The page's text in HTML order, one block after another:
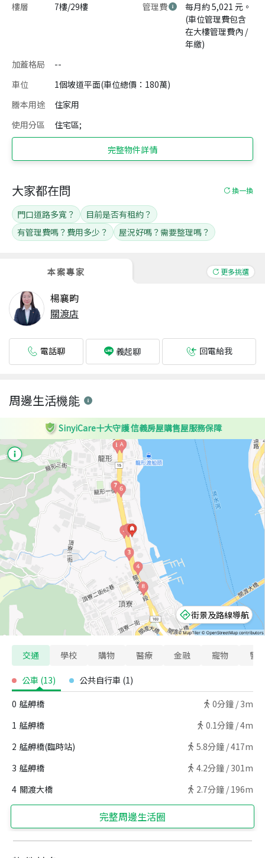
樓層
7樓/29樓 管理費
每月約 5,021 元。
(車位管理費包含
在大樓管理費內 /
年繳)
加蓋格局
--
車位
1個坡道平面(車位總價：180萬)
謄本用途
住家用
使用分區
住宅區;
完整物件詳情
本案專家 更多挑選
楊襄畇
關渡店
電話聊 義起聊 回電給我
大家都在問 換一換
門口道路多寬？
目前是否有租約？
有管理費嗎？費用多少？
屋況好嗎？需要整理嗎？
周邊生活機能
SinyiCare十大守護 信義房屋購售屋服務保障
街景及路線導航
交通 學校 購物 醫療 金融 寵物 警
公車 (13) 公共自行車 (1)
0 艋舺橋 0分鐘 / 3m
1 艋舺橋 0.1分鐘 /4m
2 艋舺橋(臨時站) 5.8分鐘 /417m
3 艋舺橋 4.2分鐘 / 301m
4 關渡大橋 2.7分鐘 / 196m
完整周邊生活圈